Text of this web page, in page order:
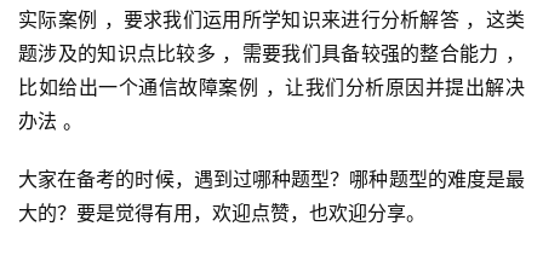
实际案例 ，要求我们运用所学知识来进行分析解答 ，这类
题涉及的知识点比较多 ，需要我们具备较强的整合能力 ，
比如给出一个通信故障案例 ，让我们分析原因并提出解决
办法 。
大家在备考的时候，遇到过哪种题型？哪种题型的难度是最
大的？要是觉得有用，欢迎点赞，也欢迎分享。